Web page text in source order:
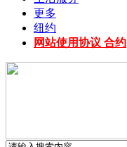
更多
纽约
网站使用协议 合约